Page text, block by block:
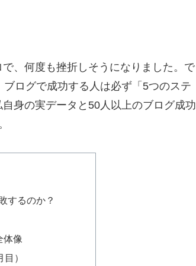
、何度も挫折しそうになりました。で
ログで成功する人は必ず「5つのステ
身の実データと50人以上のブログ成功
するのか？
体像
）